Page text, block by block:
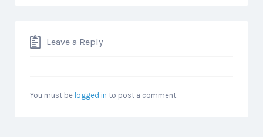
Leave a Reply
You must be logged in to post a comment.